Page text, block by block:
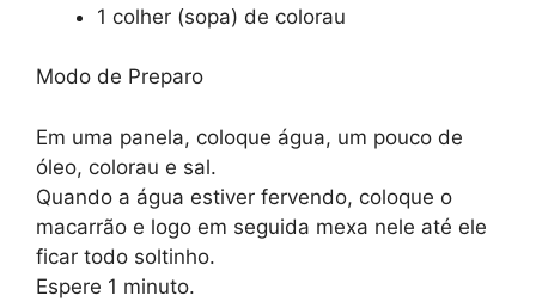
1 colher (sopa) de colorau
Modo de Preparo
Em uma panela, coloque água, um pouco de
óleo, colorau e sal.
Quando a água estiver fervendo, coloque o
macarrão e logo em seguida mexa nele até ele
ficar todo soltinho.
Espere 1 minuto.